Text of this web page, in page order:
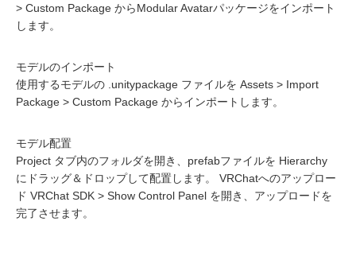
> Custom Package からModular Avatarパッケージをインポート
します。
モデルのインポート
使用するモデルの .unitypackage ファイルを Assets > Import
Package > Custom Package からインポートします。
モデル配置
Project タブ内のフォルダを開き、prefabファイルを Hierarchy
にドラッグ＆ドロップして配置します。 VRChatへのアップロー
ド VRChat SDK > Show Control Panel を開き、アップロードを
完了させます。